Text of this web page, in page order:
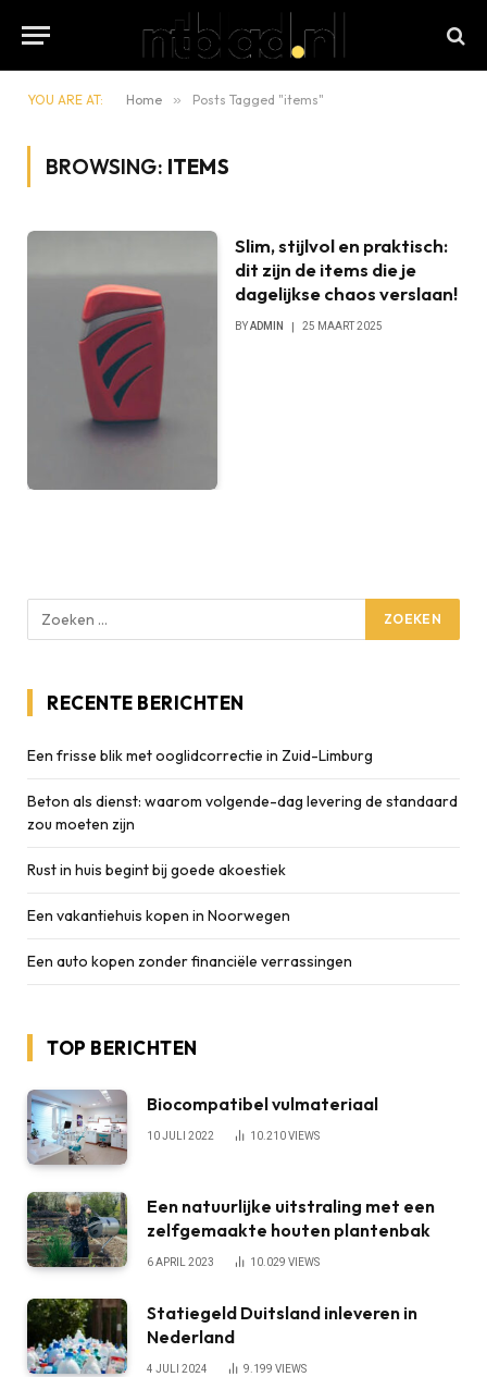
YOU ARE AT: Home » Posts Tagged "items"
BROWSING: ITEMS
Slim, stijlvol en praktisch:
dit zijn de items die je
dagelijkse chaos verslaan!
BYADMIN 25 MAART 2025
RECENTE BERICHTEN
Een frisse blik met ooglidcorrectie in Zuid-Limburg
Beton als dienst: waarom volgende-dag levering de standaard
zou moeten zijn
Rust in huis begint bij goede akoestiek
Een vakantiehuis kopen in Noorwegen
Een auto kopen zonder financiële verrassingen
TOP BERICHTEN
Biocompatibel vulmateriaal
10 JULI 2022 10.210VIEWS
Een natuurlijke uitstraling met een
zelfgemaakte houten plantenbak
6 APRIL 2023 10.029 VIEWS
Statiegeld Duitsland inleveren in
Nederland
4 JULI 2024 9.199 VIEWS